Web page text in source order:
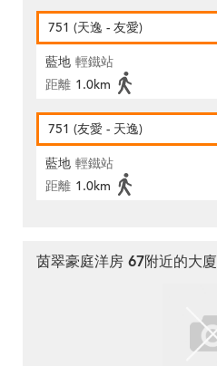
751 (天逸 - 友愛)
藍地 輕鐵站
距離 1.0km
751 (友愛 - 天逸)
藍地 輕鐵站
距離 1.0km
茵翠豪庭洋房 67附近的大廈